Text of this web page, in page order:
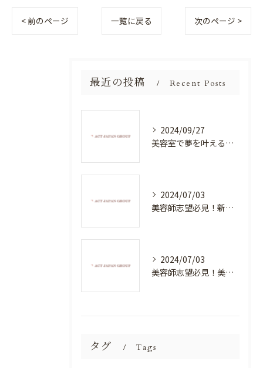
< 前のページ 一覧に戻る 次のページ >
最近の投稿 Recent Posts
2024/09/27
美容室で夢を叶える！自分を磨く新たなチャンス
2024/07/03
美容師志望必見！新たな価値を創造する美容室でハイレベルな技術を学べる環境
2024/07/03
美容師志望必見！美容室NEWSTANDARDで最高のスキルアップを目指そう！
タグ Tags